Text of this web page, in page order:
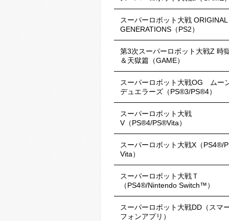
スーパーロボット大戦 ORIGINAL
GENERATIONS（PS2）
第3次スーパーロボット大戦Z 時
＆天獄篇（GAME）
スーパーロボット大戦OG ムー
デュエラーズ（PS®3/PS®4）
スーパーロボット大戦
V（PS®4/PS®Vita）
スーパーロボット大戦X（PS4®/
Vita）
スーパーロボット大戦Ｔ
（PS4®/Nintendo Switch™）
スーパーロボット大戦DD（スマ
フォンアプリ）